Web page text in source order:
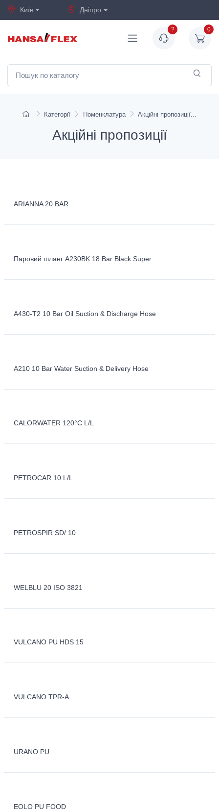
Київ Дніпро
? 0
Категорії Номенклатура Акційні пропозиції
Акційні пропозиції
ARIANNA 20 BAR
Паровий шланг A230BK 18 Bar Black Super
A430-T2 10 Bar Oil Suction & Discharge Hose
A210 10 Bar Water Suction & Delivery Hose
CALORWATER 120°C L/L
PETROCAR 10 L/L
PETROSPIR SD/ 10
WELBLU 20 ISO 3821
VULCANO PU HDS 15
VULCANO TPR-A
URANO PU
EOLO PU FOOD